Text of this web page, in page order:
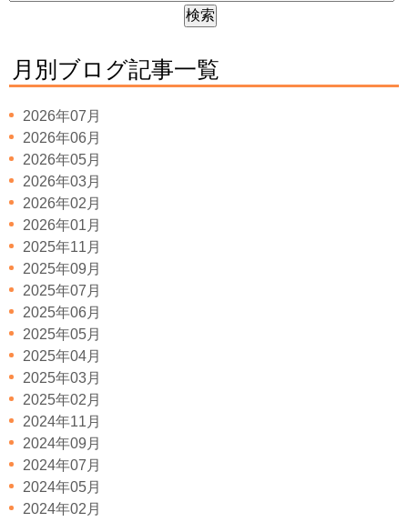
月別ブログ記事一覧
2026年07月
2026年06月
2026年05月
2026年03月
2026年02月
2026年01月
2025年11月
2025年09月
2025年07月
2025年06月
2025年05月
2025年04月
2025年03月
2025年02月
2024年11月
2024年09月
2024年07月
2024年05月
2024年02月